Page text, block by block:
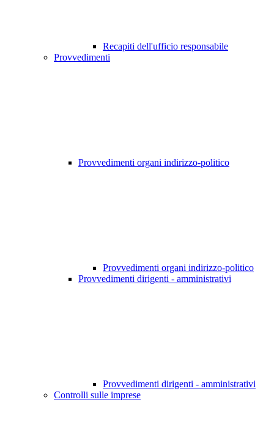
Recapiti dell'ufficio responsabile
Provvedimenti
Provvedimenti organi indirizzo-politico
Provvedimenti organi indirizzo-politico
Provvedimenti dirigenti - amministrativi
Provvedimenti dirigenti - amministrativi
Controlli sulle imprese